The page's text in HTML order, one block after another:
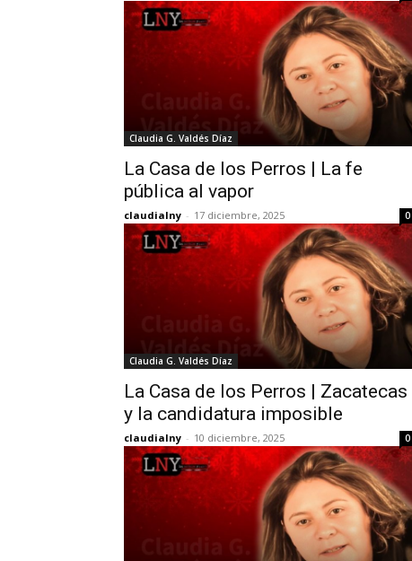
Claudia G. Valdés Díaz
La Casa de los Perros | La fe
pública al vapor
claudialny - 17 diciembre, 2025 0
Claudia G. Valdés Díaz
La Casa de los Perros | Zacatecas
y la candidatura imposible
claudialny - 10 diciembre, 2025 0